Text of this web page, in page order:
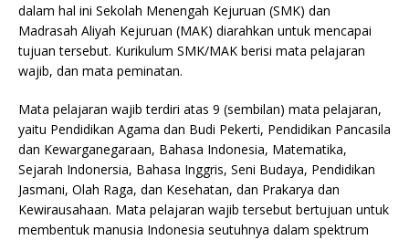
dalam hal ini Sekolah Menengah Kejuruan (SMK) dan
Madrasah Aliyah Kejuruan (MAK) diarahkan untuk mencapai
tujuan tersebut. Kurikulum SMK/MAK berisi mata pelajaran
wajib, dan mata peminatan.
Mata pelajaran wajib terdiri atas 9 (sembilan) mata pelajaran,
yaitu Pendidikan Agama dan Budi Pekerti, Pendidikan Pancasila
dan Kewarganegaraan, Bahasa Indonesia, Matematika,
Sejarah Indonersia, Bahasa Inggris, Seni Budaya, Pendidikan
Jasmani, Olah Raga, dan Kesehatan, dan Prakarya dan
Kewirausahaan. Mata pelajaran wajib tersebut bertujuan untuk
membentuk manusia Indonesia seutuhnya dalam spektrum